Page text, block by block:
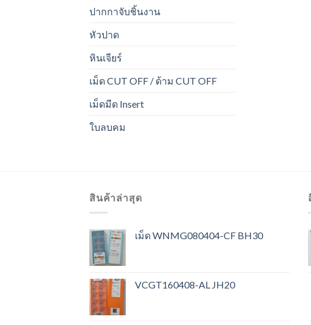
ปากกาจับชิ้นงาน
หัวปาด
หินเจียร์
เม็ด CUT OFF / ด้าม CUT OFF
เม็ดมีด Insert
ใบลบคม
สินค้าล่าสุด
เม็ด WNMG080404-CF BH30
VCGT160408-AL JH20